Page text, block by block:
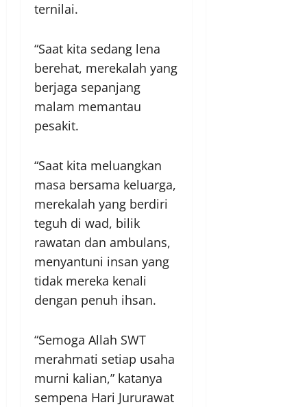
ternilai.
“Saat kita sedang lena
berehat, merekalah yang
berjaga sepanjang
malam memantau
pesakit.
“Saat kita meluangkan
masa bersama keluarga,
merekalah yang berdiri
teguh di wad, bilik
rawatan dan ambulans,
menyantuni insan yang
tidak mereka kenali
dengan penuh ihsan.
“Semoga Allah SWT
merahmati setiap usaha
murni kalian,” katanya
sempena Hari Jururawat